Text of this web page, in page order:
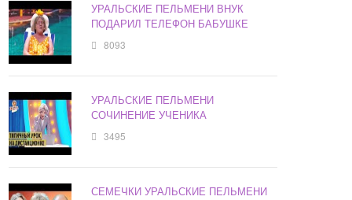
УРАЛЬСКИЕ ПЕЛЬМЕНИ ВНУК
ПОДАРИЛ ТЕЛЕФОН БАБУШКЕ
8093
УРАЛЬСКИЕ ПЕЛЬМЕНИ
СОЧИНЕНИЕ УЧЕНИКА
3495
СЕМЕЧКИ УРАЛЬСКИЕ ПЕЛЬМЕНИ